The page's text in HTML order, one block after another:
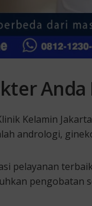
Anda
Kelamin
andrologi,
pelayanan
pengobatan